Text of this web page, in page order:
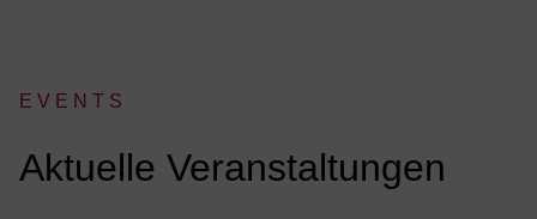
EVENTS
:
Aktuelle Veranstaltungen